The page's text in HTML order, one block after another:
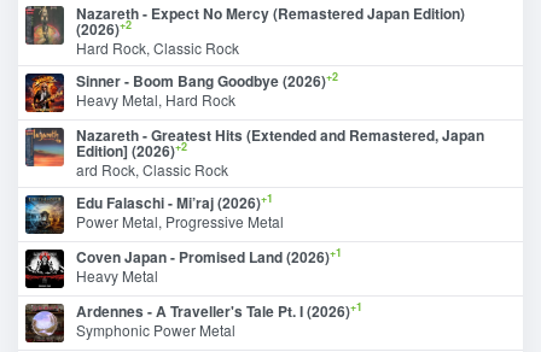
Nazareth - Expect No Mercy (Remastered Japan Edition)
(2026)+2
Hard Rock, Classic Rock
Sinner - Boom Bang Goodbye (2026)+2
Heavy Metal, Hard Rock
Nazareth - Greatest Hits (Extended and Remastered, Japan
Edition] (2026)+2
ard Rock, Classic Rock
Edu Falaschi - Mi’raj (2026)+1
Power Metal, Progressive Metal
Coven Japan - Promised Land (2026)+1
Heavy Metal
Ardennes - A Traveller's Tale Pt. I (2026)+1
Symphonic Power Metal